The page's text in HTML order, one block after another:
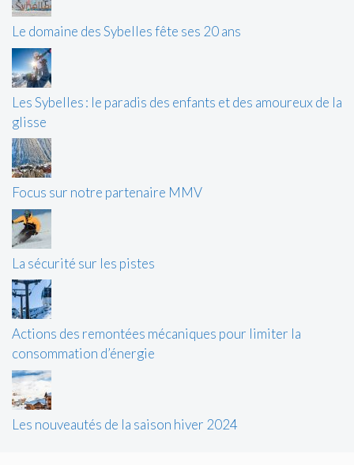
Le domaine des Sybelles fête ses 20 ans
Les Sybelles : le paradis des enfants et des amoureux de la
glisse
Focus sur notre partenaire MMV
La sécurité sur les pistes
Actions des remontées mécaniques pour limiter la
consommation d’énergie
Les nouveautés de la saison hiver 2024